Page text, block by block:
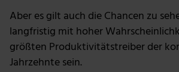
Aber es gilt auch die Chancen zu
langfristig mit hoher
größten Produktivitätstreiber der
Jahrzehnte sein.